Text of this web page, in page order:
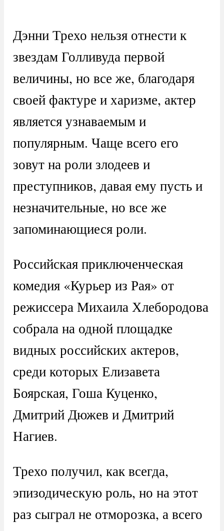
Дэнни Трехо нельзя отнести к
звездам Голливуда первой
величины, но все же, благодаря
своей фактуре и харизме, актер
является узнаваемым и
популярным. Чаще всего его
зовут на роли злодеев и
преступников, давая ему пусть и
незначительные, но все же
запоминающиеся роли.
Российская приключенческая
комедия «Курьер из Рая» от
режиссера Михаила Хлебородова
собрала на одной площадке
видных российских актеров,
среди которых Елизавета
Боярская, Гоша Куценко,
Дмитрий Дюжев и Дмитрий
Нагиев.
Трехо получил, как всегда,
эпизодическую роль, но на этот
раз сыграл не отморозка, а всего